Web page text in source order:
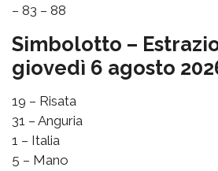
– 83 – 88
Simbolotto –
giovedì 6 agosto
19 – Risata
31 – Anguria
1 – Italia
5 – Mano